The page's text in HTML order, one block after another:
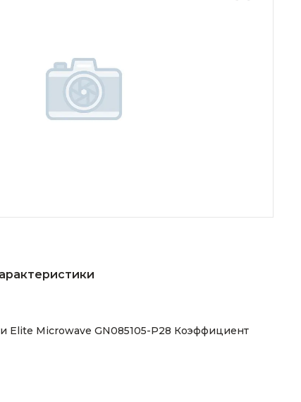
Elite Microwave GN085105-P28 Коэффициент